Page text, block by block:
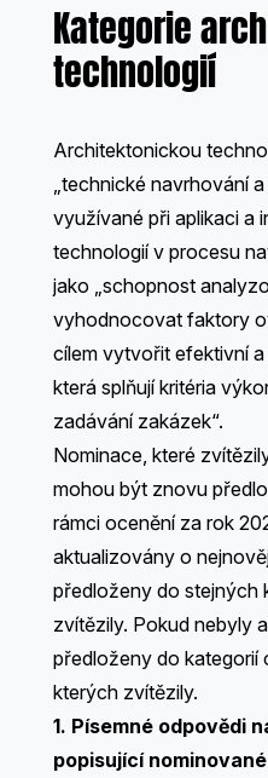
Kategorie
technologií
Architektonickou
„technické navrhování
využívané při aplikaci a
technologií v procesu
jako „schopnost
vyhodnocovat faktory
cílem vytvořit efektivní
která splňují kritéria
zadávání zakázek“.
Nominace, které
mohou být znovu
rámci ocenění za rok
aktualizovány o
předloženy do stejných
zvítězily. Pokud nebyly
předloženy do kategorií
kterých zvítězily.
1. Písemné odpovědi
popisující